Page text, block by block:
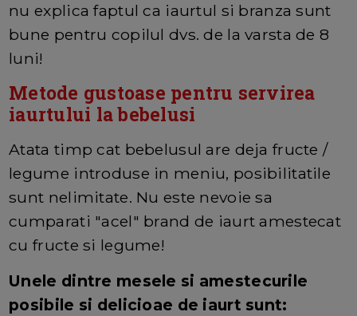
nu explica faptul ca iaurtul si branza sunt
bune pentru copilul dvs. de la varsta de 8
luni!
Metode gustoase pentru servirea
iaurtului la bebelusi
Atata timp cat bebelusul are deja fructe /
legume introduse in meniu, posibilitatile
sunt nelimitate. Nu este nevoie sa
cumparati "acel" brand de iaurt amestecat
cu fructe si legume!
Unele dintre mesele si amestecurile
posibile si delicioae de iaurt sunt: